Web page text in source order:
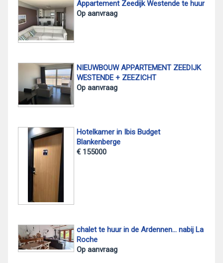
Appartement Zeedijk Westende te huur
Op aanvraag
NIEUWBOUW APPARTEMENT ZEEDIJK
WESTENDE + ZEEZICHT
Op aanvraag
Hotelkamer in Ibis Budget
Blankenberge
€ 155000
chalet te huur in de Ardennen... nabij La
Roche
Op aanvraag